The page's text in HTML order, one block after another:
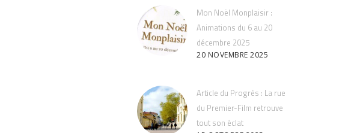
Mon Noël Monplaisir :
Animations du 6 au 20
décembre 2025
20 NOVEMBRE 2025
Article du Progrès : La rue
du Premier-Film retrouve
tout son éclat